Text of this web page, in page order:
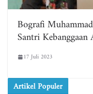
Bografi
Santri
17 Juli 2023
Artikel Populer